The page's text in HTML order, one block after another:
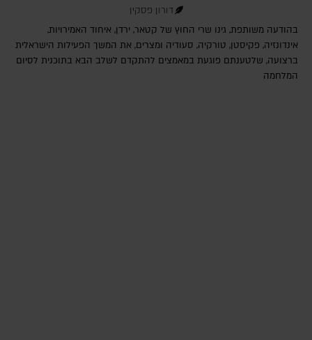
דורון פסקין
בהודעה משותפת, גינו שרי החוץ של קטאר, ירדן, איחוד האמירויות,
אינדונזיה, פקיסטן, טורקיה, סעודיה ומצרים, את המשך הפעילות הישראלית
ברצועה, שלטענתם פוגעת במאמצים להתקדם לשלב הבא בתוכנית לסיום
המלחמה